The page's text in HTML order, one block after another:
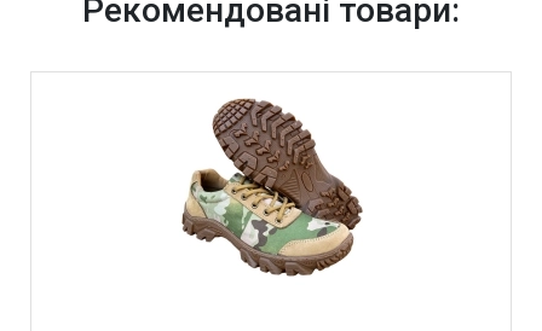
Рекомендовані товари: